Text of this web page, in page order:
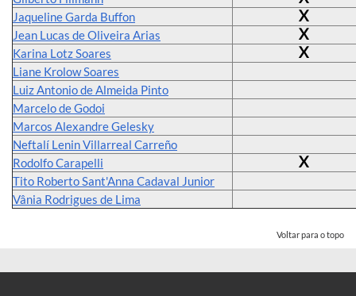
Jaqueline Garda Buffon X
Jean Lucas de Oliveira Arias X
Karina Lotz Soares X
Liane Krolow Soares
Luiz Antonio de Almeida Pinto
Marcelo de Godoi
Marcos Alexandre Gelesky
Neftalí Lenin Villarreal Carreño
Rodolfo Carapelli
X
Tito Roberto Sant'Anna Cadaval Junior
Vânia Rodrigues de Lima
Voltar para o topo